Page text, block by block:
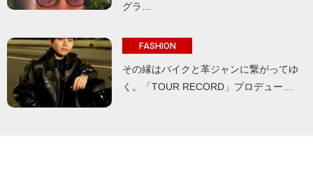
グラ…
FASHION
その縁はバイクと革ジャンに繋がってゆ
く。「TOUR RECORD」プロデュー…